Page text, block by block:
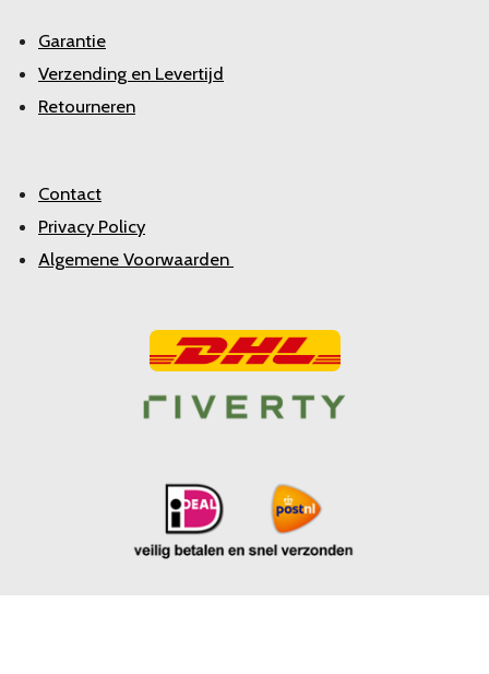
Garantie
Verzending en Levertijd
Retourneren
Contact
Privacy Policy
Algemene Voorwaarden